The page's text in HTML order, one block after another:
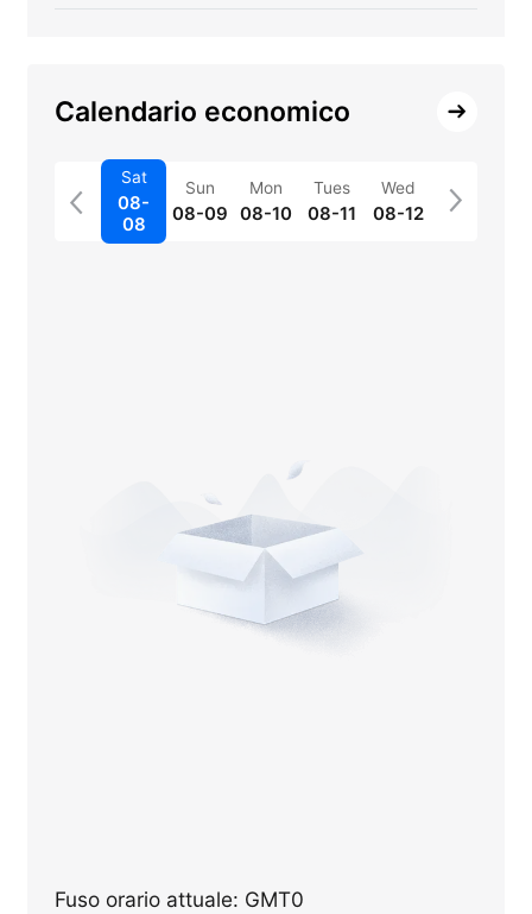
Calendario economico
Sat
08-
08
Sun
08-09
Mon
08-10
Tues
08-11
Wed
08-12
Fuso orario attuale: GMT0